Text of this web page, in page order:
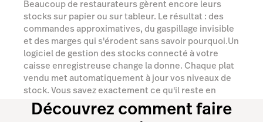
Beaucoup de restaurateurs gèrent encore leurs
stocks sur papier ou sur tableur. Le résultat : des
commandes approximatives, du gaspillage invisible
et des marges qui s'érodent sans savoir pourquoi.Un
logiciel de gestion des stocks connecté à votre
caisse enregistreuse change la donne. Chaque plat
vendu met automatiquement à jour vos niveaux de
stock. Vous savez exactement ce qu'il reste en
réserve, ce qu'il faut commander et ce qui finit à la
poubelle.Moins de pertes, des commandes justes
Découvrez comment faire